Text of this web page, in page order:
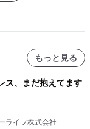
もっと見る
ス、まだ抱えてます
ライフ株式会社